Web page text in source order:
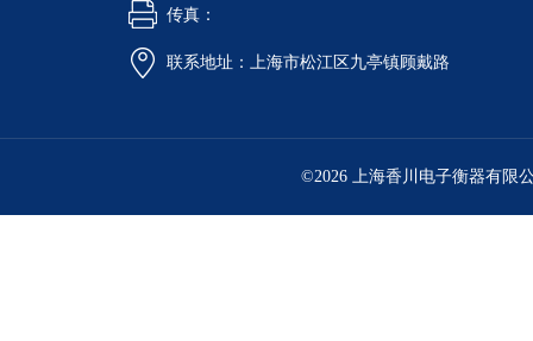
传真：
联系地址：上海市松江区九亭镇顾戴路
©2026 上海香川电子衡器有限